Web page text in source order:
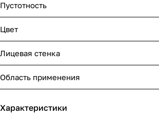
Пустотность
Цвет
Лицевая стенка
Область применения
Характеристики